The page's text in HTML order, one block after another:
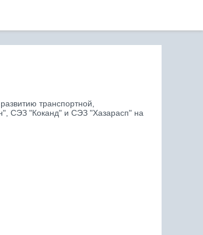
транспортной,
СЭЗ "Коканд" и СЭЗ "Хазарасп" на